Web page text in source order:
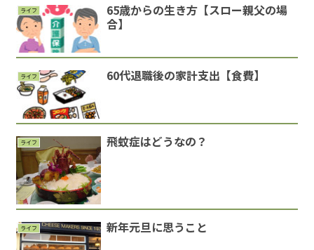
ライフ
65歳からの生き方【スロー親父の場
合】
ライフ 60代退職後の家計支出【食費】
ライフ 飛蚊症はどうなの？
ライフ 新年元旦に思うこと